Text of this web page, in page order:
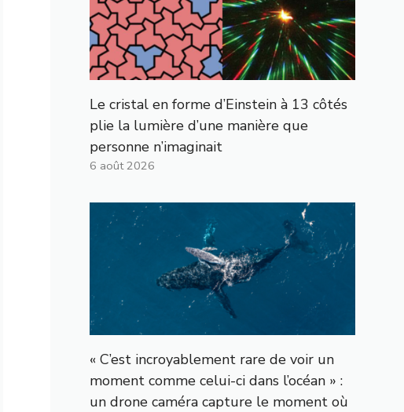
Le cristal en forme d’Einstein à 13 côtés
plie la lumière d’une manière que
personne n’imaginait
6 août 2026
« C’est incroyablement rare de voir un
moment comme celui-ci dans l’océan » :
un drone caméra capture le moment où